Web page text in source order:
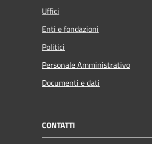
Uffici
Enti e fondazioni
Politici
Personale Amministrativo
Documenti e dati
CONTATTI